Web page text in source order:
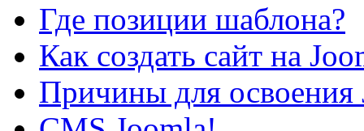
Где позиции шаблона?
Как создать сайт на
Причины для освоения